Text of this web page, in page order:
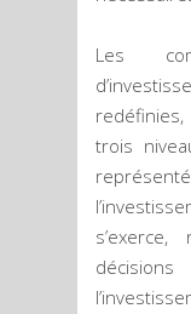
Les
trois